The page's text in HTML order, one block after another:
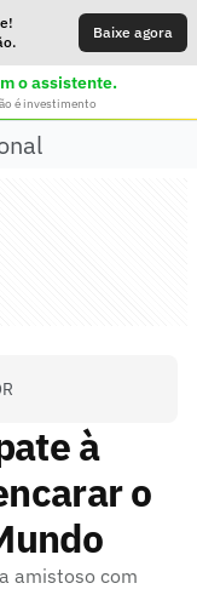
Baixe agora
o assistente.
é investimento
à
o
amistoso com